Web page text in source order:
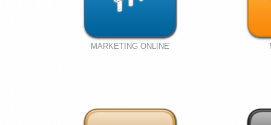
MARKETING ONLINE